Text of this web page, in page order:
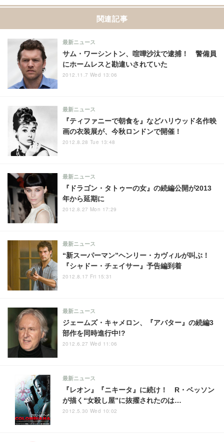
関連記事
サム・ワーシントン、喧嘩沙汰で逮捕！ 警備員
にホームレスと勘違いされていた
最新ニュース
2012.11.7 Wed 13:06
『ティファニーで朝食を』などハリウッド名作映
画の衣装展が、今秋ロンドンで開催！
最新ニュース
2012.8.28 Tue 13:48
『ドラゴン・タトゥーの女』の続編公開が2013
年から延期に
最新ニュース
2012.8.27 Mon 17:29
“新スーパーマン”ヘンリー・カヴィルが叫ぶ！
『シャドー・チェイサー』予告編到着
最新ニュース
2012.8.17 Fri 15:31
ジェームズ・キャメロン、『アバター』の続編3
部作を同時進行中!?
最新ニュース
2012.6.27 Wed 11:06
『レオン』『ニキータ』に続け！ R・ベッソン
が描く“女殺し屋”に抜擢されたのは…
最新ニュース
2012.5.30 Wed 10:02